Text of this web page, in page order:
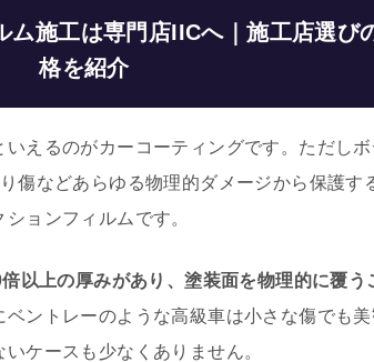
ム施工は専門店IICへ｜施工店選び
格を紹介
えるのがカーコーティングです。ただし
傷などあらゆる物理的ダメージから保護す
ョンフィルムです。
以上の厚みがあり、塗装面を物理的に覆う
ベントレーのような高級車は小さな傷でも
ケースも少なくありません。